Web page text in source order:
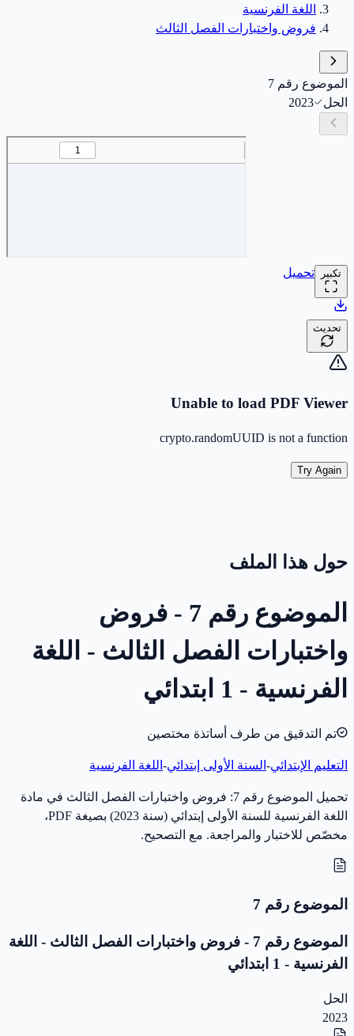
اللغة الفرنسية
فروض واختبارات الفصل الثالث
الموضوع رقم 7
الحل
2023
تكبير تحميل
تحديث
Unable to load PDF Viewer
crypto.randomUUID is not a function
Try Again
حول هذا الملف
الموضوع رقم 7 - فروض
واختبارات الفصل الثالث - اللغة
الفرنسية - 1 ابتدائي
تم التدقيق من طرف أساتذة مختصين
التعليم الإبتدائي- السنة الأولى إبتدائي- اللغة الفرنسية
تحميل الموضوع رقم 7: فروض واختبارات الفصل الثالث في مادة
اللغة الفرنسية للسنة الأولى إبتدائي (سنة 2023) بصيغة PDF،
مخصّص للاختبار والمراجعة. مع التصحيح.
الموضوع رقم 7
الموضوع رقم 7 - فروض واختبارات الفصل الثالث - اللغة
الفرنسية - 1 ابتدائي
الحل
2023